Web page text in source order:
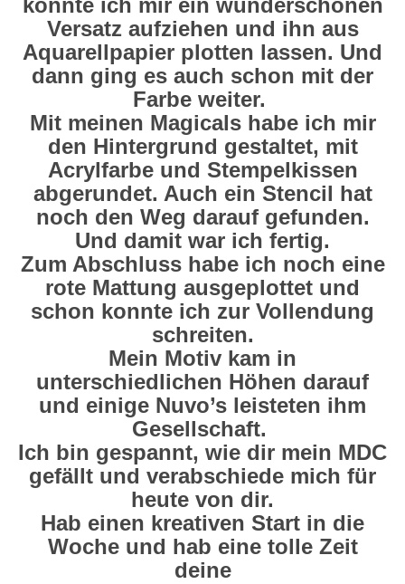
konnte ich mir ein wunderschönen
Versatz aufziehen und ihn aus
Aquarellpapier plotten lassen. Und
dann ging es auch schon mit der
Farbe weiter.
Mit meinen Magicals habe ich mir
den Hintergrund gestaltet, mit
Acrylfarbe und Stempelkissen
abgerundet. Auch ein Stencil hat
noch den Weg darauf gefunden.
Und damit war ich fertig.
Zum Abschluss habe ich noch eine
rote Mattung ausgeplottet und
schon konnte ich zur Vollendung
schreiten.
Mein Motiv kam in
unterschiedlichen Höhen darauf
und einige Nuvo’s leisteten ihm
Gesellschaft.
Ich bin gespannt, wie dir mein MDC
gefällt und verabschiede mich für
heute von dir.
Hab einen kreativen Start in die
Woche und hab eine tolle Zeit
deine